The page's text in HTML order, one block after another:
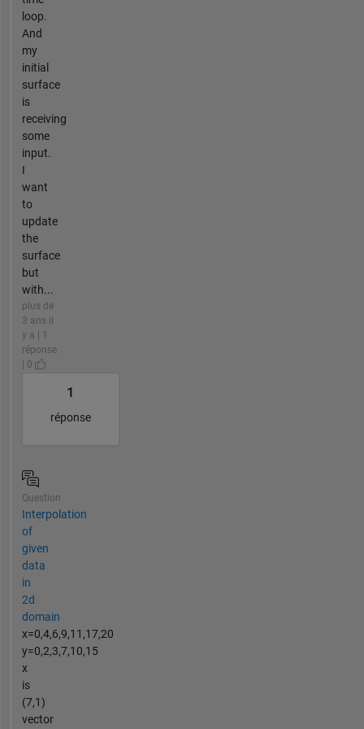
loop.
And
my
initial
surface
is
receiving
some
input.
I
want
to
update
the
surface
but
with...
plus de
3 ans il
y a | 1
réponse
| 0
1
réponse
Question
Interpolation
of
given
data
in
2d
domain
x=0,4,6,9,11,17,20
y=0,2,3,7,10,15
x
is
(7,1)
vector